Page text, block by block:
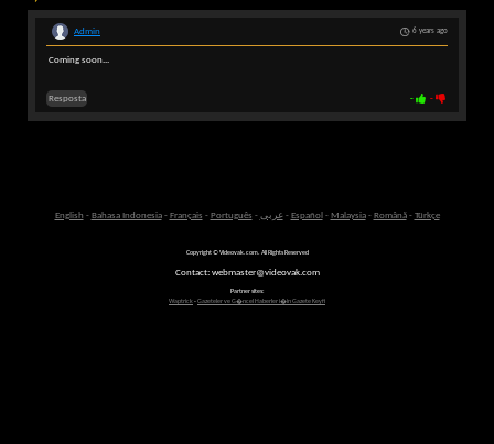
6 years ago
Admin
Coming soon...
- -
Resposta
English - Bahasa Indonesia- Français - Português - عربى- Español - Malaysia- Română- Türkçe
Copyright © Videovak.com. All Rights Reserved
Contact: webmaster@videovak.com
Partner sites:
Waptrick-Gazeteler ve G�ncel Haberler i�in Gazete Keyfi